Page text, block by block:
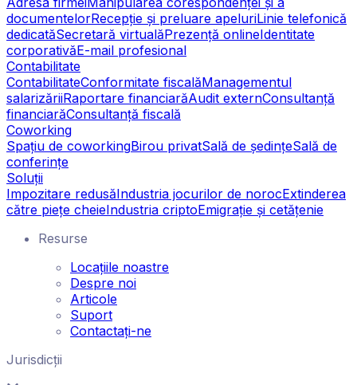
documentelorRecepție și preluare apeluriLinie telefonică
dedicatăSecretară virtualăPrezență onlineIdentitate
corporativăE-mail profesional
Contabilitate
ContabilitateConformitate fiscalăManagementul
salarizăriiRaportare financiarăAudit externConsultanță
financiarăConsultanță fiscală
Coworking
Spațiu de coworkingBirou privatSală de ședințeSală de
conferințe
Soluții
Impozitare redusăIndustria jocurilor de norocExtinderea
către piețe cheieIndustria criptoEmigrație și cetățenie
Resurse
Locațiile noastre
Despre noi
Articole
Suport
Contactați-ne
Jurisdicții